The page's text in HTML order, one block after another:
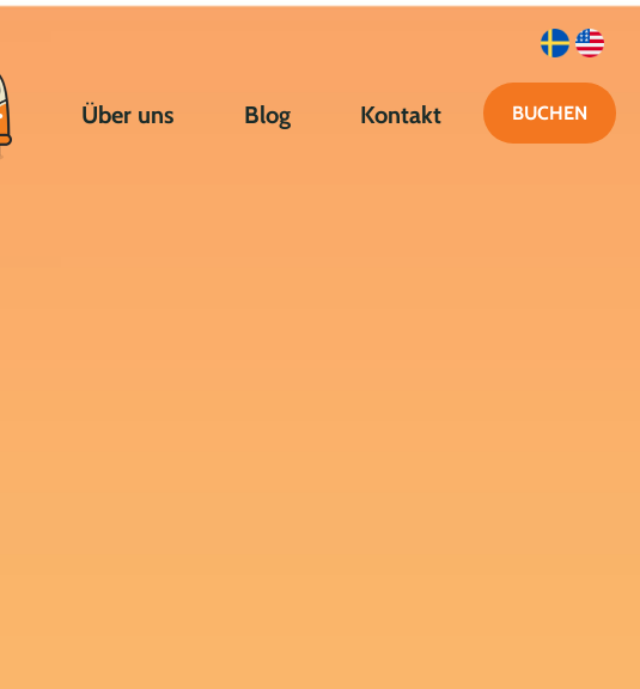
Über uns Blog Kontakt BUCHEN